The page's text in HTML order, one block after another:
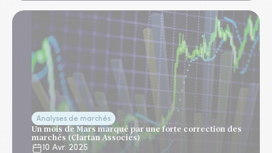
Analyses de marchés
Un mois de Mars marqué par une forte correction des
marchés (Clartan Associés)
10 Avr. 2025